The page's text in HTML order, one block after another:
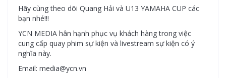
Hãy cùng theo dõi Quang Hải và U13 YAMAHA CUP các
bạn nhé!!!
YCN MEDIA hân hạnh phục vụ khách hàng trong việc
cung cấp quay phim sự kiện và livestream sự kiện có ý
nghĩa này.
Email: media@ycn.vn